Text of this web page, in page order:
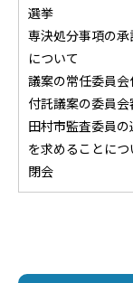
選挙
専決処分事項の
について
議案の常任委員会
付託議案の委員
田村市監査委員
を求めることにつ
閉会